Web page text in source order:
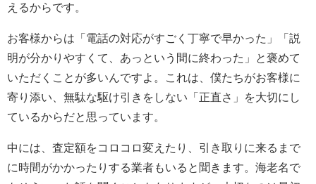
えるからです。
お客様からは「電話の対応がすごく丁寧で早かった」「説
明が分かりやすくて、あっという間に終わった」と褒めて
いただくことが多いんですよ。これは、僕たちがお客様に
寄り添い、無駄な駆け引きをしない「正直さ」を大切にし
ているからだと思っています。
中には、査定額をコロコロ変えたり、引き取りに来るまで
に時間がかかったりする業者もいると聞きます。海老名で